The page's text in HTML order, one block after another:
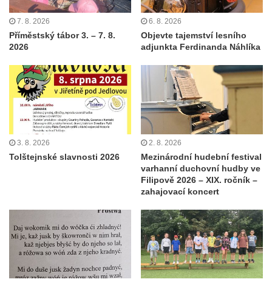
7. 8. 2026
Příměstský tábor 3. – 7. 8.
2026
6. 8. 2026
Objevte tajemství lesního
adjunkta Ferdinanda Náhlíka
3. 8. 2026
Tolštejnské slavnosti 2026
2. 8. 2026
Mezinárodní hudební festival
varhanní duchovní hudby ve
Filipově 2026 – XIX. ročník –
zahajovací koncert